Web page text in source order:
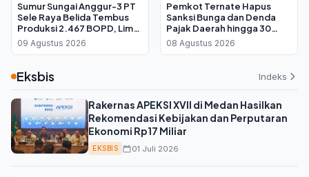
Sumur Sungai Anggur-3 PT
Sele Raya Belida Tembus
Produksi 2.467 BOPD, Lima
Kali Lipat dari Target
09 Agustus 2026
Pemkot Ternate Hapus
Sanksi Bunga dan Denda
Pajak Daerah hingga 30
September 2026, Cukup
Bayar Pokok
08 Agustus 2026
Eksbis Indeks
Rakernas APEKSI XVII di Medan Hasilkan
Rekomendasi Kebijakan dan Perputaran
Ekonomi Rp17 Miliar
EKSBIS 01 Juli 2026